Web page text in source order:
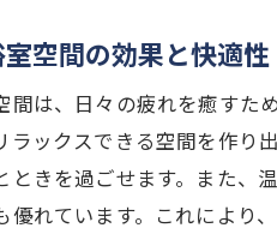
注意す
バスル
専門家
環境に
空間の効果と快適性
間は、日々の疲れを癒すた
ラックスできる空間を作
ときを過ごせます。また、
優れています。これにより